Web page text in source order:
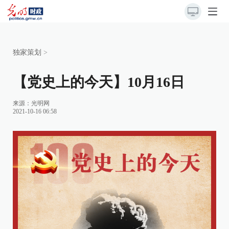
独家策划 >
【党史上的今天】10月16日
来源： 光明网
2021-10-16 06:58